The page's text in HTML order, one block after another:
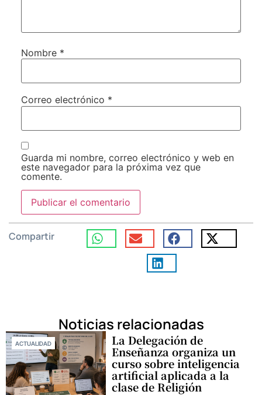
Nombre *
Correo electrónico *
Guarda mi nombre, correo electrónico y web en
este navegador para la próxima vez que
comente.
Compartir
Noticias relacionadas
ACTUALIDAD La Delegación de
Enseñanza organiza un
curso sobre inteligencia
artificial aplicada a la
clase de Religión